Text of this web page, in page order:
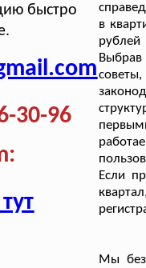
быстро
30-96
в
рублей
Выбрав
Если
Мы без